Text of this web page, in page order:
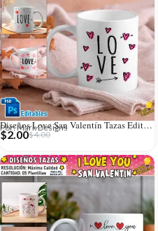
Diseños Love San Valentín Tazas Editables
Por: Mark Designs
$4.00
$2.00